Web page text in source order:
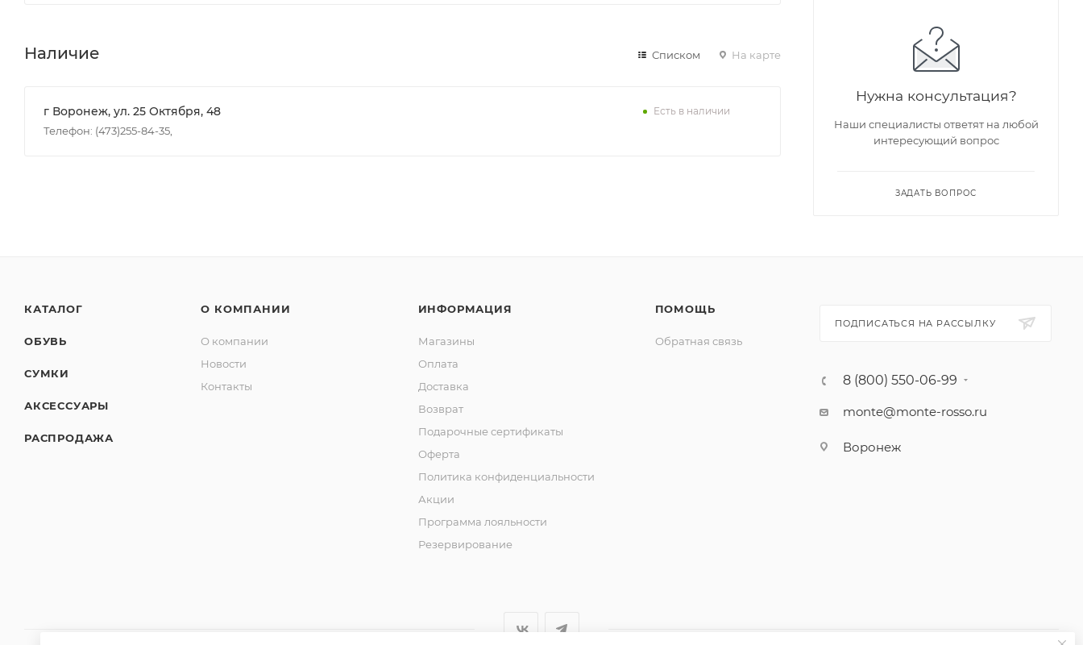
Наличие Списком На карте
г Воронеж, ул. 25 Октября, 48
Телефон: (473)255-84-35,
Есть в наличии
Нужна консультация?
Наши специалисты ответят на любой
интересующий вопрос
ЗАДАТЬ ВОПРОС
КАТАЛОГ
ОБУВЬ
СУМКИ
АКСЕССУАРЫ
РАСПРОДАЖА
О КОМПАНИИ
О компании
Новости
Контакты
ИНФОРМАЦИЯ
Магазины
Оплата
Доставка
Возврат
Подарочные сертификаты
Оферта
Политика конфиденциальности
Акции
Программа лояльности
Резервирование
ПОМОЩЬ
Обратная связь
ПОДПИСАТЬСЯ НА РАССЫЛКУ
8 (800) 550-06-99
monte@monte-rosso.ru
Воронеж